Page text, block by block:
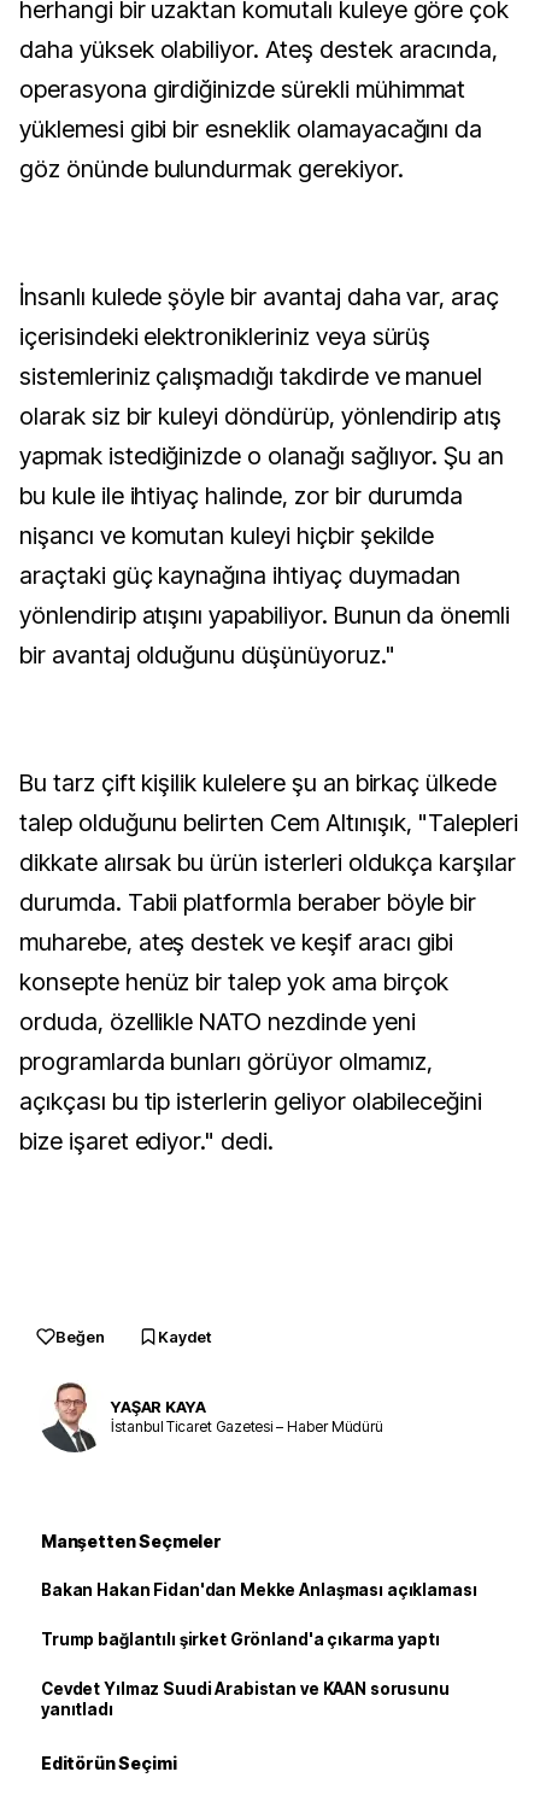
herhangi bir uzaktan komutalı kuleye göre çok
daha yüksek olabiliyor. Ateş destek aracında,
operasyona girdiğinizde sürekli mühimmat
yüklemesi gibi bir esneklik olamayacağını da
göz önünde bulundurmak gerekiyor.
İnsanlı kulede şöyle bir avantaj daha var, araç
içerisindeki elektronikleriniz veya sürüş
sistemleriniz çalışmadığı takdirde ve manuel
olarak siz bir kuleyi döndürüp, yönlendirip atış
yapmak istediğinizde o olanağı sağlıyor. Şu an
bu kule ile ihtiyaç halinde, zor bir durumda
nişancı ve komutan kuleyi hiçbir şekilde
araçtaki güç kaynağına ihtiyaç duymadan
yönlendirip atışını yapabiliyor. Bunun da önemli
bir avantaj olduğunu düşünüyoruz."
Bu tarz çift kişilik kulelere şu an birkaç ülkede
talep olduğunu belirten Cem Altınışık, "Talepleri
dikkate alırsak bu ürün isterleri oldukça karşılar
durumda. Tabii platformla beraber böyle bir
muharebe, ateş destek ve keşif aracı gibi
konsepte henüz bir talep yok ama birçok
orduda, özellikle NATO nezdinde yeni
programlarda bunları görüyor olmamız,
açıkçası bu tip isterlerin geliyor olabileceğini
bize işaret ediyor." dedi.
Beğen Kaydet
YAŞAR KAYA
İstanbul Ticaret Gazetesi – Haber Müdürü
Manşetten Seçmeler
Bakan Hakan Fidan'dan Mekke Anlaşması açıklaması
Trump bağlantılı şirket Grönland'a çıkarma yaptı
Cevdet Yılmaz Suudi Arabistan ve KAAN sorusunu
yanıtladı
Editörün Seçimi